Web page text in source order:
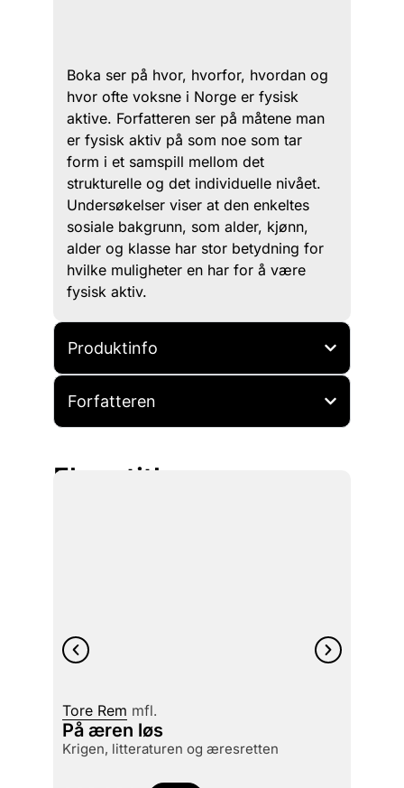
Boka ser på hvor, hvorfor, hvordan og
hvor ofte voksne i Norge er fysisk
aktive. Forfatteren ser på måtene man
er fysisk aktiv på som noe som tar
form i et samspill mellom det
strukturelle og det individuelle nivået.
Undersøkelser viser at den enkeltes
sosiale bakgrunn, som alder, kjønn,
alder og klasse har stor betydning for
hvilke muligheter en har for å være
fysisk aktiv.
Produktinfo
Forfatteren
Flere titler
Tore Rem mfl.
På æren løs
krigen, litteraturen og æresretten